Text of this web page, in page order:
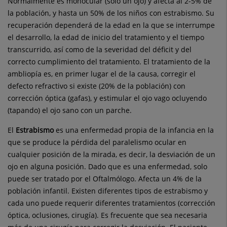
la población, y hasta un 50% de los niños con estrabismo. Su
recuperación dependerá de la edad en la que se interrumpe
el desarrollo, la edad de inicio del tratamiento y el tiempo
transcurrido, así como de la severidad del déficit y del
correcto cumplimiento del tratamiento. El tratamiento de la
ambliopía es, en primer lugar el de la causa, corregir el
defecto refractivo si existe (20% de la población) con
corrección óptica (gafas), y estimular el ojo vago ocluyendo
(tapando) el ojo sano con un parche.
El Estrabismoes una enfermedad propia de la infancia en la
que se produce la pérdida del paralelismo ocular en
cualquier posición de la mirada, es decir, la desviación de un
ojo en alguna posición. Dado que es una enfermedad, solo
puede ser tratado por el Oftalmólogo. Afecta un 4% de la
población infantil. Existen diferentes tipos de estrabismo y
cada uno puede requerir diferentes tratamientos (corrección
óptica, oclusiones, cirugía). Es frecuente que sea necesaria